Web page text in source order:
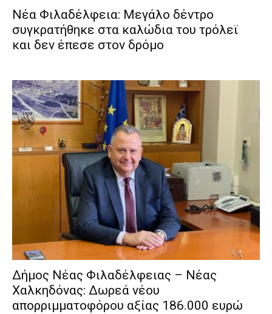
Νέα Φιλαδέλφεια: Μεγάλο δέντρο
συγκρατήθηκε στα καλώδια του τρόλεϊ
και δεν έπεσε στον δρόμο
Δήμος Νέας Φιλαδέλφειας – Νέας
Χαλκηδόνας: Δωρεά νέου
απορριμματοφόρου αξίας 186.000 ευρώ